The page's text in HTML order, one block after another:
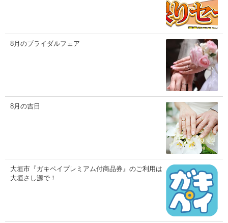
8月のブライダルフェア
8月の吉日
大垣市『ガキペイプレミアム付商品券』のご利用は
大垣さし源で！